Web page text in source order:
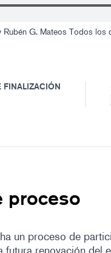
G. Mateos Todos los
proceso
un proceso de